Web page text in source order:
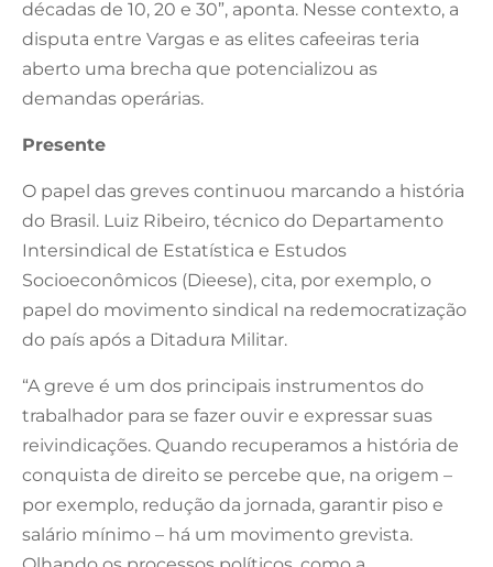
décadas de 10, 20 e 30”, aponta. Nesse contexto, a
disputa entre Vargas e as elites cafeeiras teria
aberto uma brecha que potencializou as
demandas operárias.
Presente
O papel das greves continuou marcando a história
do Brasil. Luiz Ribeiro, técnico do Departamento
Intersindical de Estatística e Estudos
Socioeconômicos (Dieese), cita, por exemplo, o
papel do movimento sindical na redemocratização
do país após a Ditadura Militar.
“A greve é um dos principais instrumentos do
trabalhador para se fazer ouvir e expressar suas
reivindicações. Quando recuperamos a história de
conquista de direito se percebe que, na origem –
por exemplo, redução da jornada, garantir piso e
salário mínimo – há um movimento grevista.